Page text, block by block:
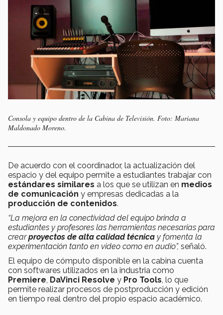
Consola y equipo dentro de la Cabina de Televisión. Foto: Mariana
Maldonado Moreno.
De acuerdo con el coordinador, la actualización del
espacio y del equipo permite a estudiantes trabajar con
estándares similares a los que se utilizan en medios
de comunicación y empresas dedicadas a la
producción de contenidos.
“La mejora en la conectividad del equipo brinda a
estudiantes y profesores las herramientas necesarias para
crearproyectos de alta calidad técnica y fomenta la
experimentación tanto en video como en audio”, señaló.
El equipo de cómputo disponible en la cabina cuenta
con softwares utilizados en la industria como
Premiere, DaVinci Resolve y Pro Tools, lo que
permite realizar procesos de postproducción y edición
en tiempo real dentro del propio espacio académico.